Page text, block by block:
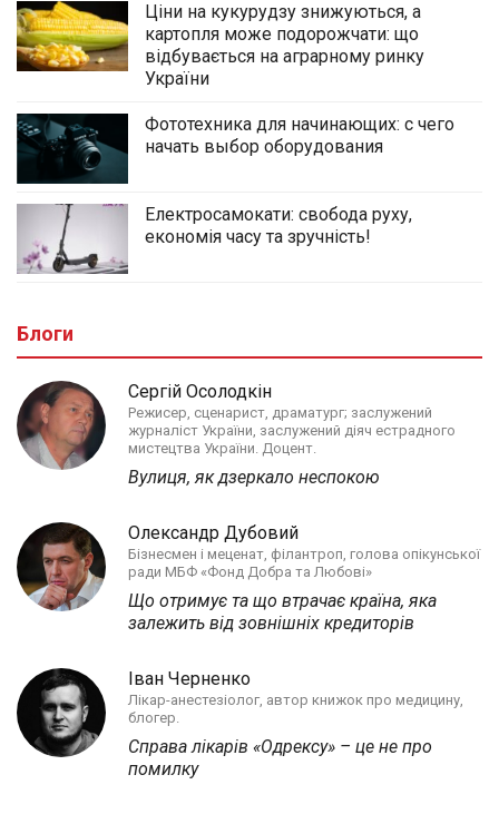
Ціни на кукурудзу знижуються, а
картопля може подорожчати: що
відбувається на аграрному ринку
України
Фототехника для начинающих: с чего
начать выбор оборудования
Електросамокати: свобода руху,
економія часу та зручність!
Блоги
Сергій Осолодкін
Режисер, сценарист, драматург; заслужений
журналіст України, заслужений діяч естрадного
мистецтва України. Доцент.
Вулиця, як дзеркало неспокою
Олександр Дубовий
Бізнесмен і меценат, філантроп, голова опікунської
ради МБФ «Фонд Добра та Любові»
Що отримує та що втрачає країна, яка
залежить від зовнішніх кредиторів
Іван Черненко
Лікар-анестезіолог, автор книжок про медицину,
блогер.
Справа лікарів «Одрексу» – це не про
помилку